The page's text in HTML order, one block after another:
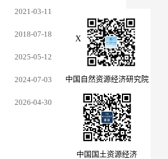
2021-03-11
2018-07-18
2025-05-12
2024-07-03
2026-04-30
X
中国自然资源经济研究院
中国国土资源经济